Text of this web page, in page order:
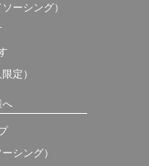
ーシング）
定）
へ
シング）